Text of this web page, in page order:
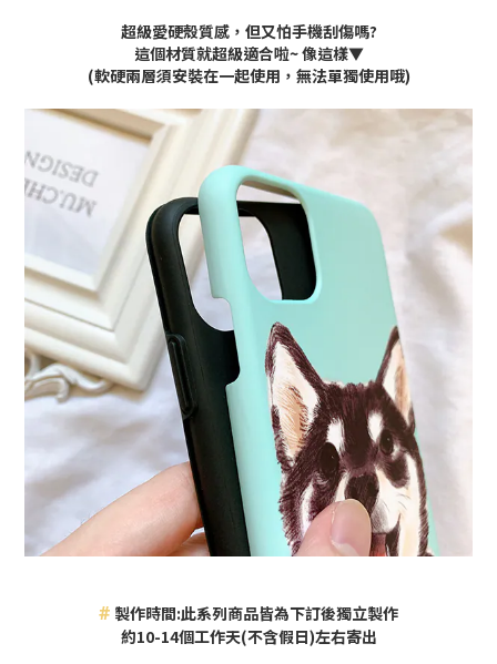
超級愛硬殼質感，但又怕手機刮傷嗎?
這個材質就超級適合啦~像這樣▼
(軟硬兩層須安裝在一起使用，無法單獨使用哦)
# 製作時間:此系列商品皆為下訂後獨立製作
約10-14個工作天(不含假日)左右寄出